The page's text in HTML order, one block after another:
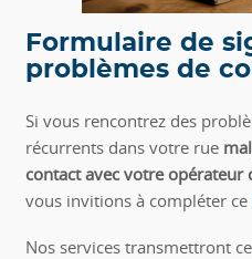
Formulaire de
problèmes de
Si vous rencontrez des
récurrents dans votre rue
contact avec votre
vous invitions à compléter ce
Nos services transmettront